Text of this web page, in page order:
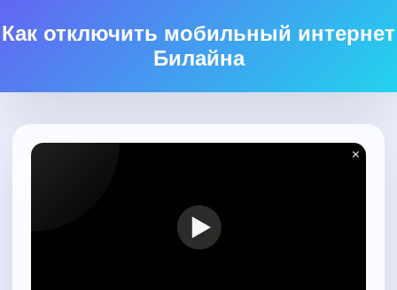
Как отключить мобильный интернет
Билайна